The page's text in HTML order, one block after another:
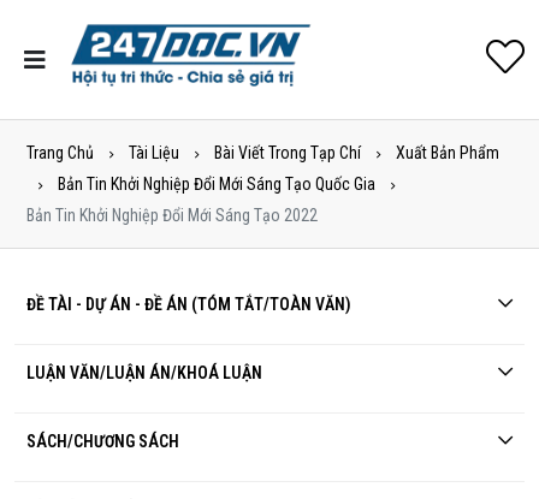
Trang Chủ Tài Liệu Bài Viết Trong Tạp Chí
Xuất Bản Phẩm
Bản Tin Khởi Nghiệp Đổi Mới Sáng Tạo Quốc Gia
Bản Tin Khởi Nghiệp Đổi Mới Sáng Tạo 2022
ĐỀ TÀI - DỰ ÁN - ĐỀ ÁN (TÓM TẮT/TOÀN VĂN)
LUẬN VĂN/LUẬN ÁN/KHOÁ LUẬN
SÁCH/CHƯƠNG SÁCH